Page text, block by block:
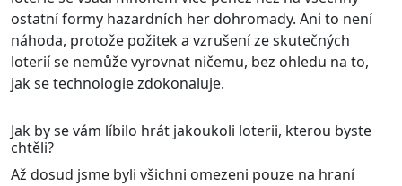
ostatní formy hazardních her dohromady. Ani to není
náhoda, protože požitek a vzrušení ze skutečných
loterií se nemůže vyrovnat ničemu, bez ohledu na to,
jak se technologie zdokonaluje.
Jak by se vám líbilo hrát jakoukoli loterii, kterou byste
chtěli?
Až dosud jsme byli všichni omezeni pouze na hraní